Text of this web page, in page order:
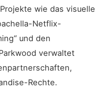
wie das visuelle
Netflix-
und den
verwaltet
Rechte.